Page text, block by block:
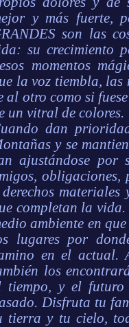
y más fuerte,
son las
su crecimiento
momentos
la voz tiembla, las
al otro como si
un vitral de colores.
dan
y se
ajustándose por
obligaciones,
materiales
completan la
ambiente en
lugares por
en el actual.
los
tiempo, y el
Disfruta tu
tierra y tu cielo,